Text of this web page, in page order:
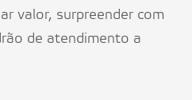
valor, surpreender com
de atendimento a